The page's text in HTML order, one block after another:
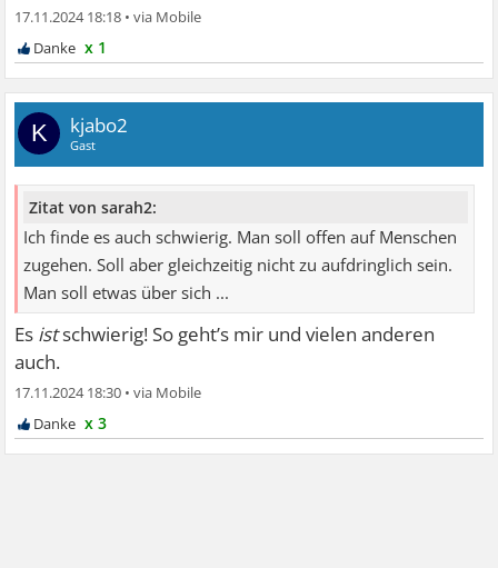
17.11.2024 18:18 •
x 1
K kjabo2
Gast
Zitat von sarah2:
Ich finde es auch schwierig. Man soll offen auf Menschen
zugehen. Soll aber gleichzeitig nicht zu aufdringlich sein.
Man soll etwas über sich ...
Es istschwierig! So geht’s mir und vielen anderen
auch.
17.11.2024 18:30 •
x 3